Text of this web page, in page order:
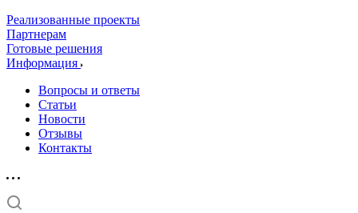
Реализованные проекты
Партнерам
Готовые решения
Информация
Вопросы и ответы
Статьи
Новости
Отзывы
Контакты